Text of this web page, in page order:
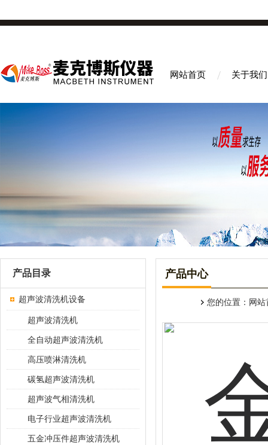
网站首页 关于我们
产品中心
您的位置： 网站
产品目录
超声波清洗机设备
超声波清洗机
全自动超声波清洗机
高压喷淋清洗机
碳氢超声波清洗机
超声波气相清洗机
电子行业超声波清洗机
五金冲压件超声波清洗机